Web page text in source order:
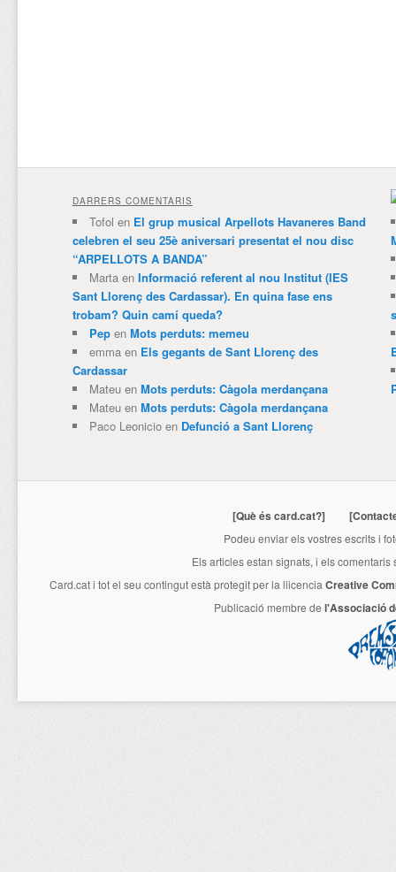
DARRERS COMENTARIS
Tofol en El grup musical Arpellots Havaneres Band
celebren el seu 25è aniversari presentat el nou disc
“ARPELLOTS A BANDA”
Martaen Informació referent al nou Institut (IES
Sant Llorenç des Cardassar). En quina fase ens
trobam? Quin camí queda?
Pepen Mots perduts: memeu
emmaen Els gegants de Sant Llorenç des
Cardassar
Mateuen Mots perduts: Càgola merdançana
Mateuen Mots perduts: Càgola merdançana
Paco Leonicioen Defunció a Sant Llorenç
[Què és card.cat?]
Podeu enviar els vostres escrits i
Els articles estan signats, i els
Card.cati tot el seu contingut està protegit per la llicencia Creative
Publicació membre de l'Associació